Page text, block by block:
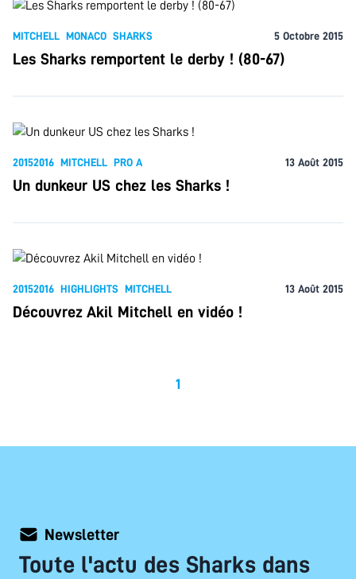
MITCHELL MONACO SHARKS 5 Octobre 2015
Les Sharks remportent le derby ! (80-67)
20152016 MITCHELL PRO A 13 Août 2015
Un dunkeur US chez les Sharks !
20152016 HIGHLIGHTS MITCHELL 13 Août 2015
Découvrez Akil Mitchell en vidéo !
1
Newsletter
Toute l'actu des Sharks dans